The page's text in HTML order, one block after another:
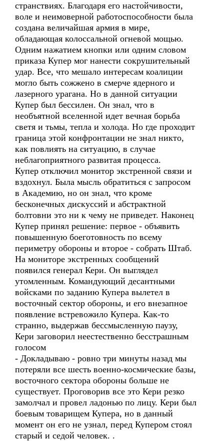
странствиях. Благодаря его настойчивости,
воле и неимоверной работоспособности была
создана величайшая армия в мире,
обладающая колоссальной огневой мощью.
Одним нажатием кнопки или одним словом
приказа Купер мог нанести сокрушительный
удар. Все, что мешало интересам коалиции
могло быть сожжено в смерче ядерного и
лазерного урагана. Но в данной ситуации
Купер был бессилен. Он знал, что в
необъятной вселенной идет вечная борьба
светя и тьмы, тепла и холода. Но где проходит
граница этой конфронтации не знал никто,
как повлиять на ситуацию, в случае
неблагоприятного развитая процесса.
Купер отключил монитор экстренной связи и
вздохнул. Была мысль обратиться с запросом
в Академию, но он знал, что кроме
бесконечных дискуссий и абстрактной
болтовни это ни к чему не приведет. Наконец
Купер принял решение: первое - объявить
повышенную боеготовность по всему
периметру обороны и второе - собрать Штаб.
На мониторе экстренных сообщений
появился генерал Кери. Он выглядел
утомленным. Командующий десантными
войсками по заданию Купера вылетел в
восточный сектор обороны, и его внезапное
появление встревожило Купера. Как-то
странно, выдержав бессмысленную паузу,
Кери заговорил неестественно бесстрашным
голосом
- Докладываю - ровно три минуты назад мы
потеряли все шесть военно-космические базы,
восточного сектора обороны больше не
существует. Проговорив все это Кери резко
замолчал и провел ладонью по лицу. Кери был
боевым товарищем Купера, но в данный
момент он его не узнал, перед Купером стоял
старый и седой человек. .